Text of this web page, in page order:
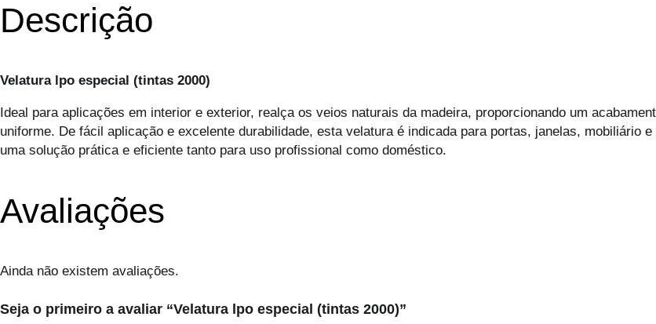
Descrição
Velatura lpo especial (tintas 2000)
Ideal para aplicações em interior e exterior, realça os veios naturais da madeira, proporcionando um
uniforme. De fácil aplicação e excelente durabilidade, esta velatura é indicada para portas, janelas, mobiliário
uma solução prática e eficiente tanto para uso profissional como doméstico.
Avaliações
Ainda não existem avaliações.
Seja o primeiro a avaliar “Velatura lpo especial (tintas 2000)”